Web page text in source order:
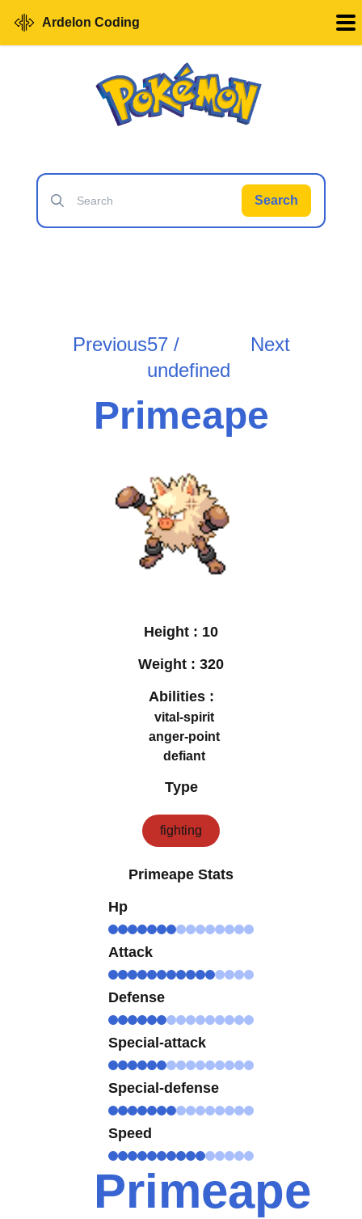
Ardelon Coding
Search
Previous57 /
undefined
Next
Primeape
Height : 10
Weight : 320
Abilities :
vital-spirit
anger-point
defiant
Type
fighting
Primeape Stats
Hp
Attack
Defense
Special-attack
Special-defense
Speed
Primeape